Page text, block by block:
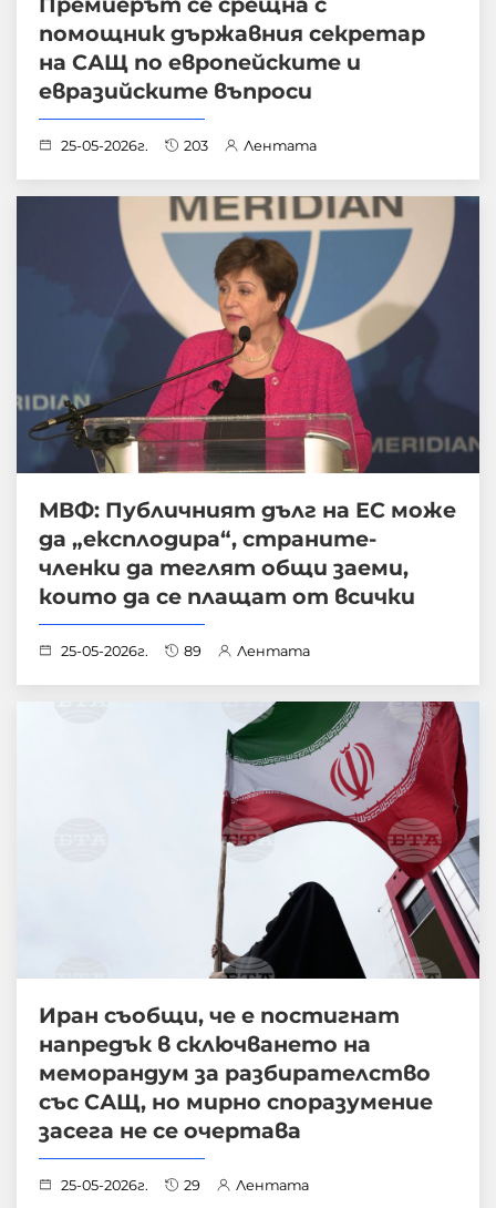
помощник държавния секретар
на САЩ по европейските и
евразийските въпроси
25-05-2026г. 203 Лентата
МВФ: Публичният дълг на ЕС може
да „експлодира“, страните-
членки да теглят общи заеми,
които да се плащат от всички
25-05-2026г. 89 Лентата
Иран съобщи, че е постигнат
напредък в сключването на
меморандум за разбирателство
със САЩ, но мирно споразумение
засега не се очертава
25-05-2026г. 29 Лентата